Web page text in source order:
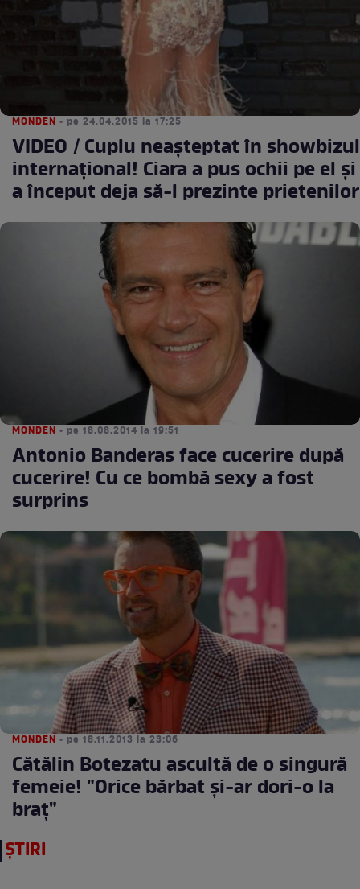
MONDEN • pe 24.04.2015 la 17:25
VIDEO / Cuplu neaşteptat în showbizul
internaţional! Ciara a pus ochii pe el şi
a început deja să-l prezinte prietenilor
MONDEN • pe 18.08.2014 la 19:51
Antonio Banderas face cucerire după
cucerire! Cu ce bombă sexy a fost
surprins
MONDEN • pe 18.11.2013 la 23:06
Cătălin Botezatu ascultă de o singură
femeie! "Orice bărbat şi-ar dori-o la
braţ"
ȘTIRI